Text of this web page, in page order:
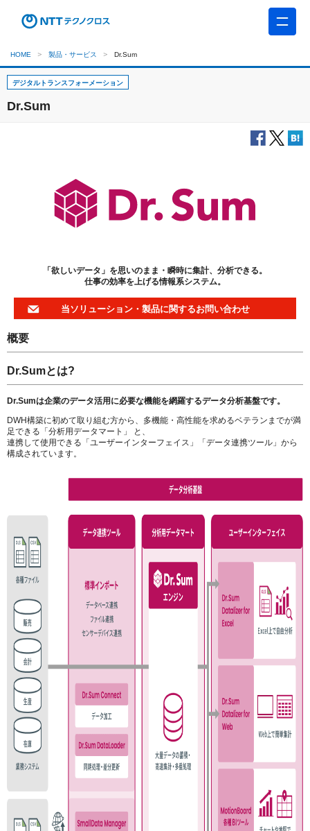
HOME 製品・サービス Dr.Sum
デジタルトランスフォーメーション
Dr.Sum
「欲しいデータ」を思いのまま・瞬時に集計、分析できる。
仕事の効率を上げる情報系システム。
当ソリューション・製品に関するお問い合わせ
概要
Dr.Sumとは?
Dr.Sumは企業のデータ活用に必要な機能を網羅するデータ分析基盤です。
DWH構築に初めて取り組む方から、多機能・高性能を求めるベテランまでが満
足できる「分析用データマート」 と、
連携して使用できる「ユーザーインターフェイス」「データ連携ツール」から
構成されています。